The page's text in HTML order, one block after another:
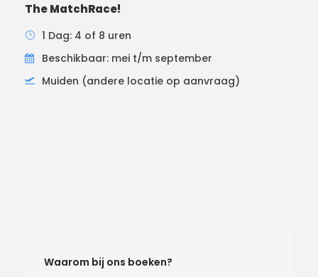
The MatchRace!
1 Dag: 4 of 8 uren
Beschikbaar: mei t/m september
Muiden (andere locatie op aanvraag)
Waarom bij ons boeken?